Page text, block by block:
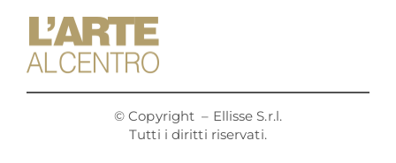
© Copyright– Ellisse S.r.l.
Tutti i diritti riservati.